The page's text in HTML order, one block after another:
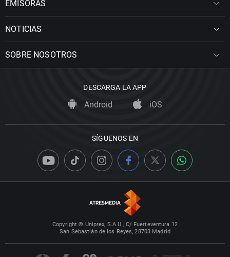
EMISORAS
NOTICIAS
SOBRE NOSOTROS
DESCARGA LA APP
Android iOS
SÍGUENOS EN
Copyright © Uniprex, S.A.U., C/ Fuerteventura 12
San Sebastián de los Reyes, 28703 Madrid